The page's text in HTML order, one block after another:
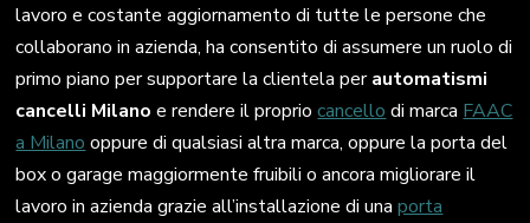
lavoro e costante aggiornamento di tutte le persone che
collaborano in azienda, ha consentito di assumere un ruolo di
primo piano per supportare la clientela perautomatismi
cancelli Milano e rendere il propriocancello di marca FAAC
a Milano oppure di qualsiasi altra marca, oppure la porta del
box o garage maggiormente fruibili o ancora migliorare il
lavoro in azienda grazie all’installazione di unaporta